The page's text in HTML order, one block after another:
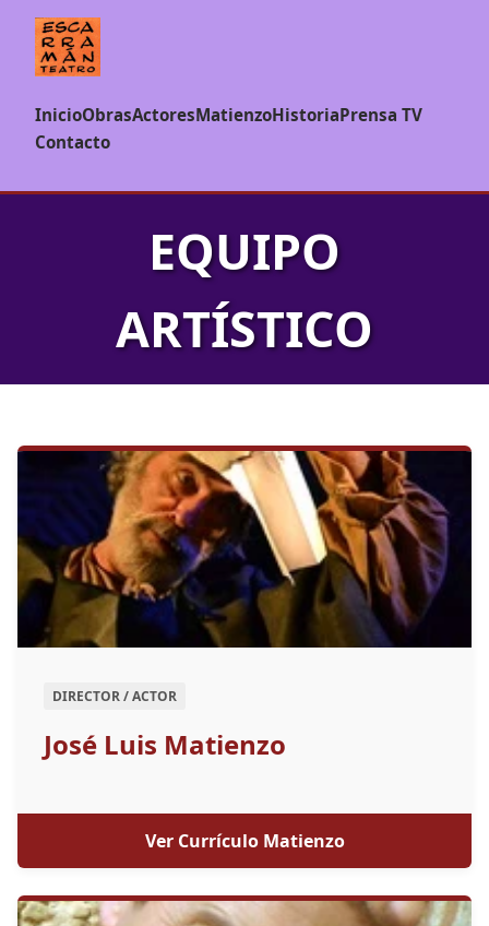
InicioObrasActoresMatienzoHistoriaPrensa TV
Contacto
EQUIPO
ARTÍSTICO
DIRECTOR / ACTOR
José Luis Matienzo
Ver Currículo Matienzo